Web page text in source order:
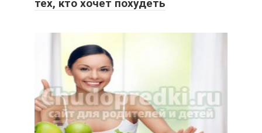
тех, кто хочет похудеть